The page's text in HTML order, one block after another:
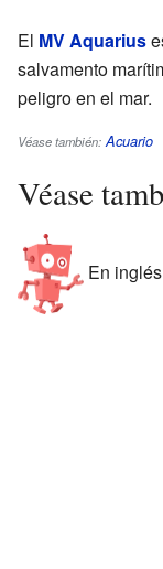
El MV Aquarius
salvamento
peligro en el mar.
Véase también: Acuario
Véase
En